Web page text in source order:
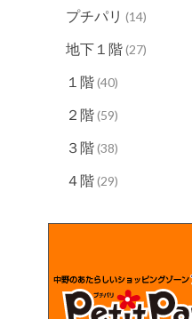
プチパリ (14)
地下１階(27)
１階(40)
２階(59)
３階(38)
４階(29)